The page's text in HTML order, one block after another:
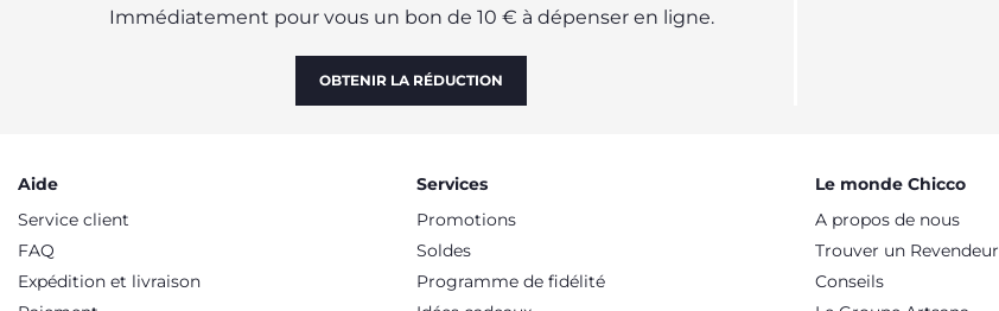
Immédiatement pour vous un bon de 10 € à dépenser en ligne.
OBTENIR LA RÉDUCTION
Aide
Service client
FAQ
Expédition et livraison
Services
Promotions
Soldes
Programme de fidélité
Le monde Chicco
A propos de nous
Trouver un Revendeur
Conseils